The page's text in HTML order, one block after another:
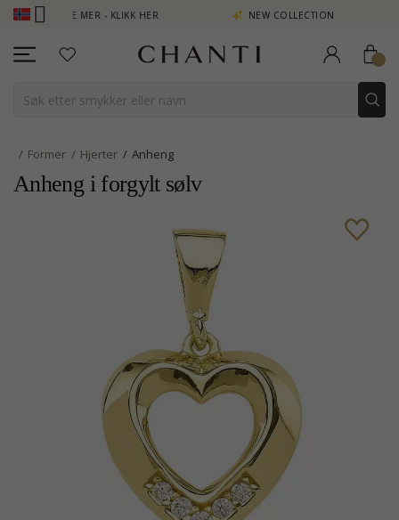
SE MER - KLIKK HER NEW COLLECTION | AURA
Former Hjerter Anheng
Anheng i forgylt sølv